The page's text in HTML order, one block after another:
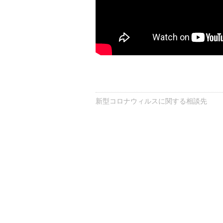
新型コロナウィルスに関する相談先